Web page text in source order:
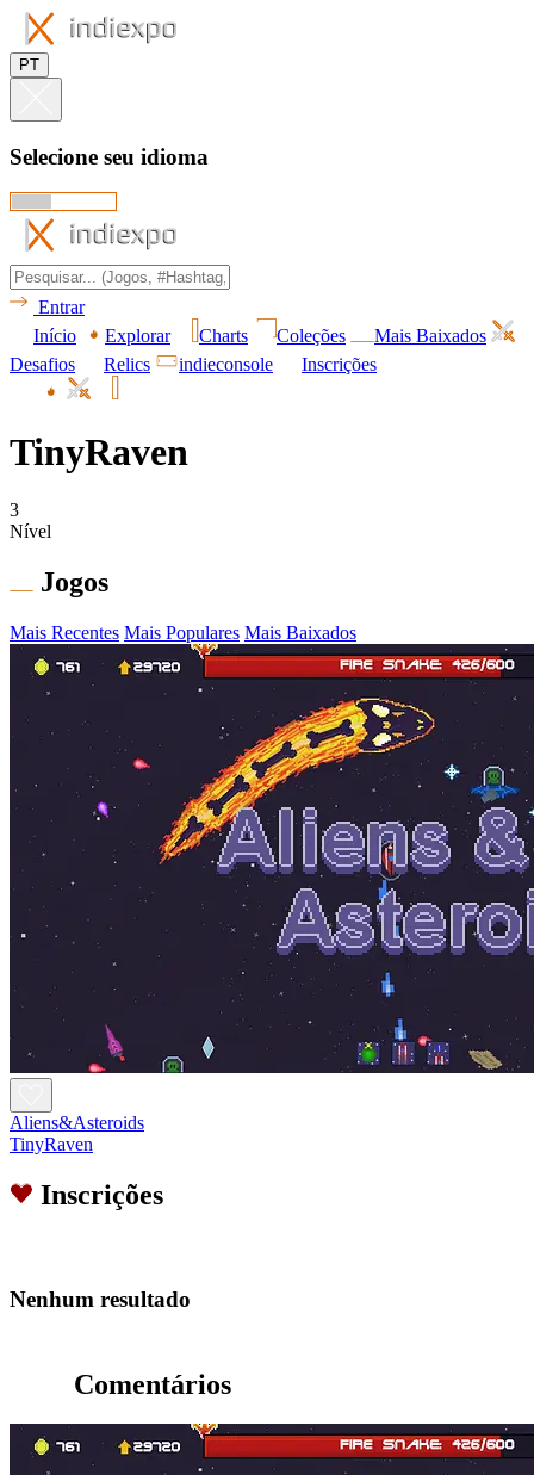
PT
Selecione seu idioma
Entrar
Início
Explorar Charts Coleções
Mais Baixados
Desafios
Relics indieconsole Inscrições
TinyRaven
3
Nível
Jogos
Mais Recentes Mais Populares Mais Baixados
Aliens&Asteroids
TinyRaven
Inscrições
Nenhum resultado
Comentários